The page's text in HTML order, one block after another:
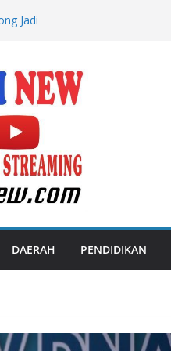
Jadi
Penuhi
DAERAH PENDIDIKAN